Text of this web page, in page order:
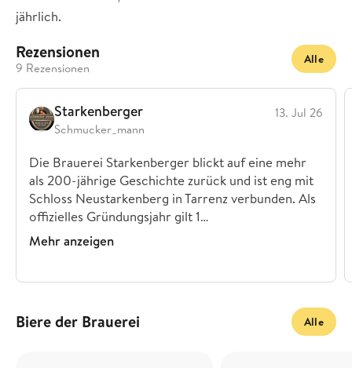
jährlich.
Rezensionen
9 Rezensionen
Alle
Starkenberger
Schmucker_mann
13. Jul 26
Die Brauerei Starkenberger blickt auf eine mehr
als 200-jährige Geschichte zurück und ist eng mit
Schloss Neustarkenberg in Tarrenz verbunden. Als
offizielles Gründungsjahr gilt 1…
Mehr anzeigen
Biere der Brauerei Alle